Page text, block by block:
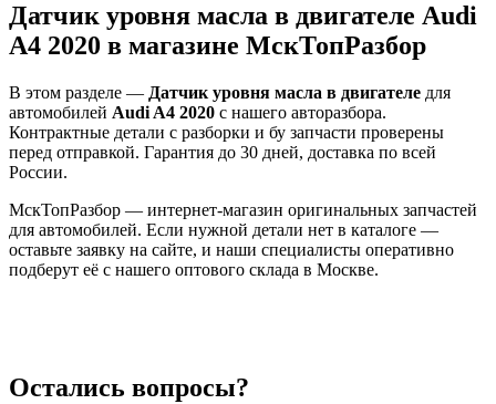
Датчик уровня масла в двигателе Audi
A4 2020 в магазине МскТопРазбор
В этом разделе — Датчик уровня масла в двигателе для
автомобилей Audi A4 2020 с нашего авторазбора.
Контрактные детали с разборки и бу запчасти проверены
перед отправкой. Гарантия до 30 дней, доставка по всей
России.
МскТопРазбор — интернет-магазин оригинальных запчастей
для автомобилей. Если нужной детали нет в каталоге —
оставьте заявку на сайте, и наши специалисты оперативно
подберут её с нашего оптового склада в Москве.
Остались вопросы?